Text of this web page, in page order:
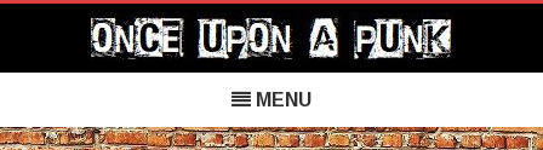
Once Upon a PunkSkip
to
content
MENU